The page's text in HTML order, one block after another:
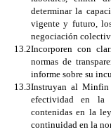
determinar la
vigente y futuro,
negociación
13.2Incorporen con
normas de
informe sobre su
13.3Instruyan al Minfin
efectividad en la
contenidas en la
continuidad en la